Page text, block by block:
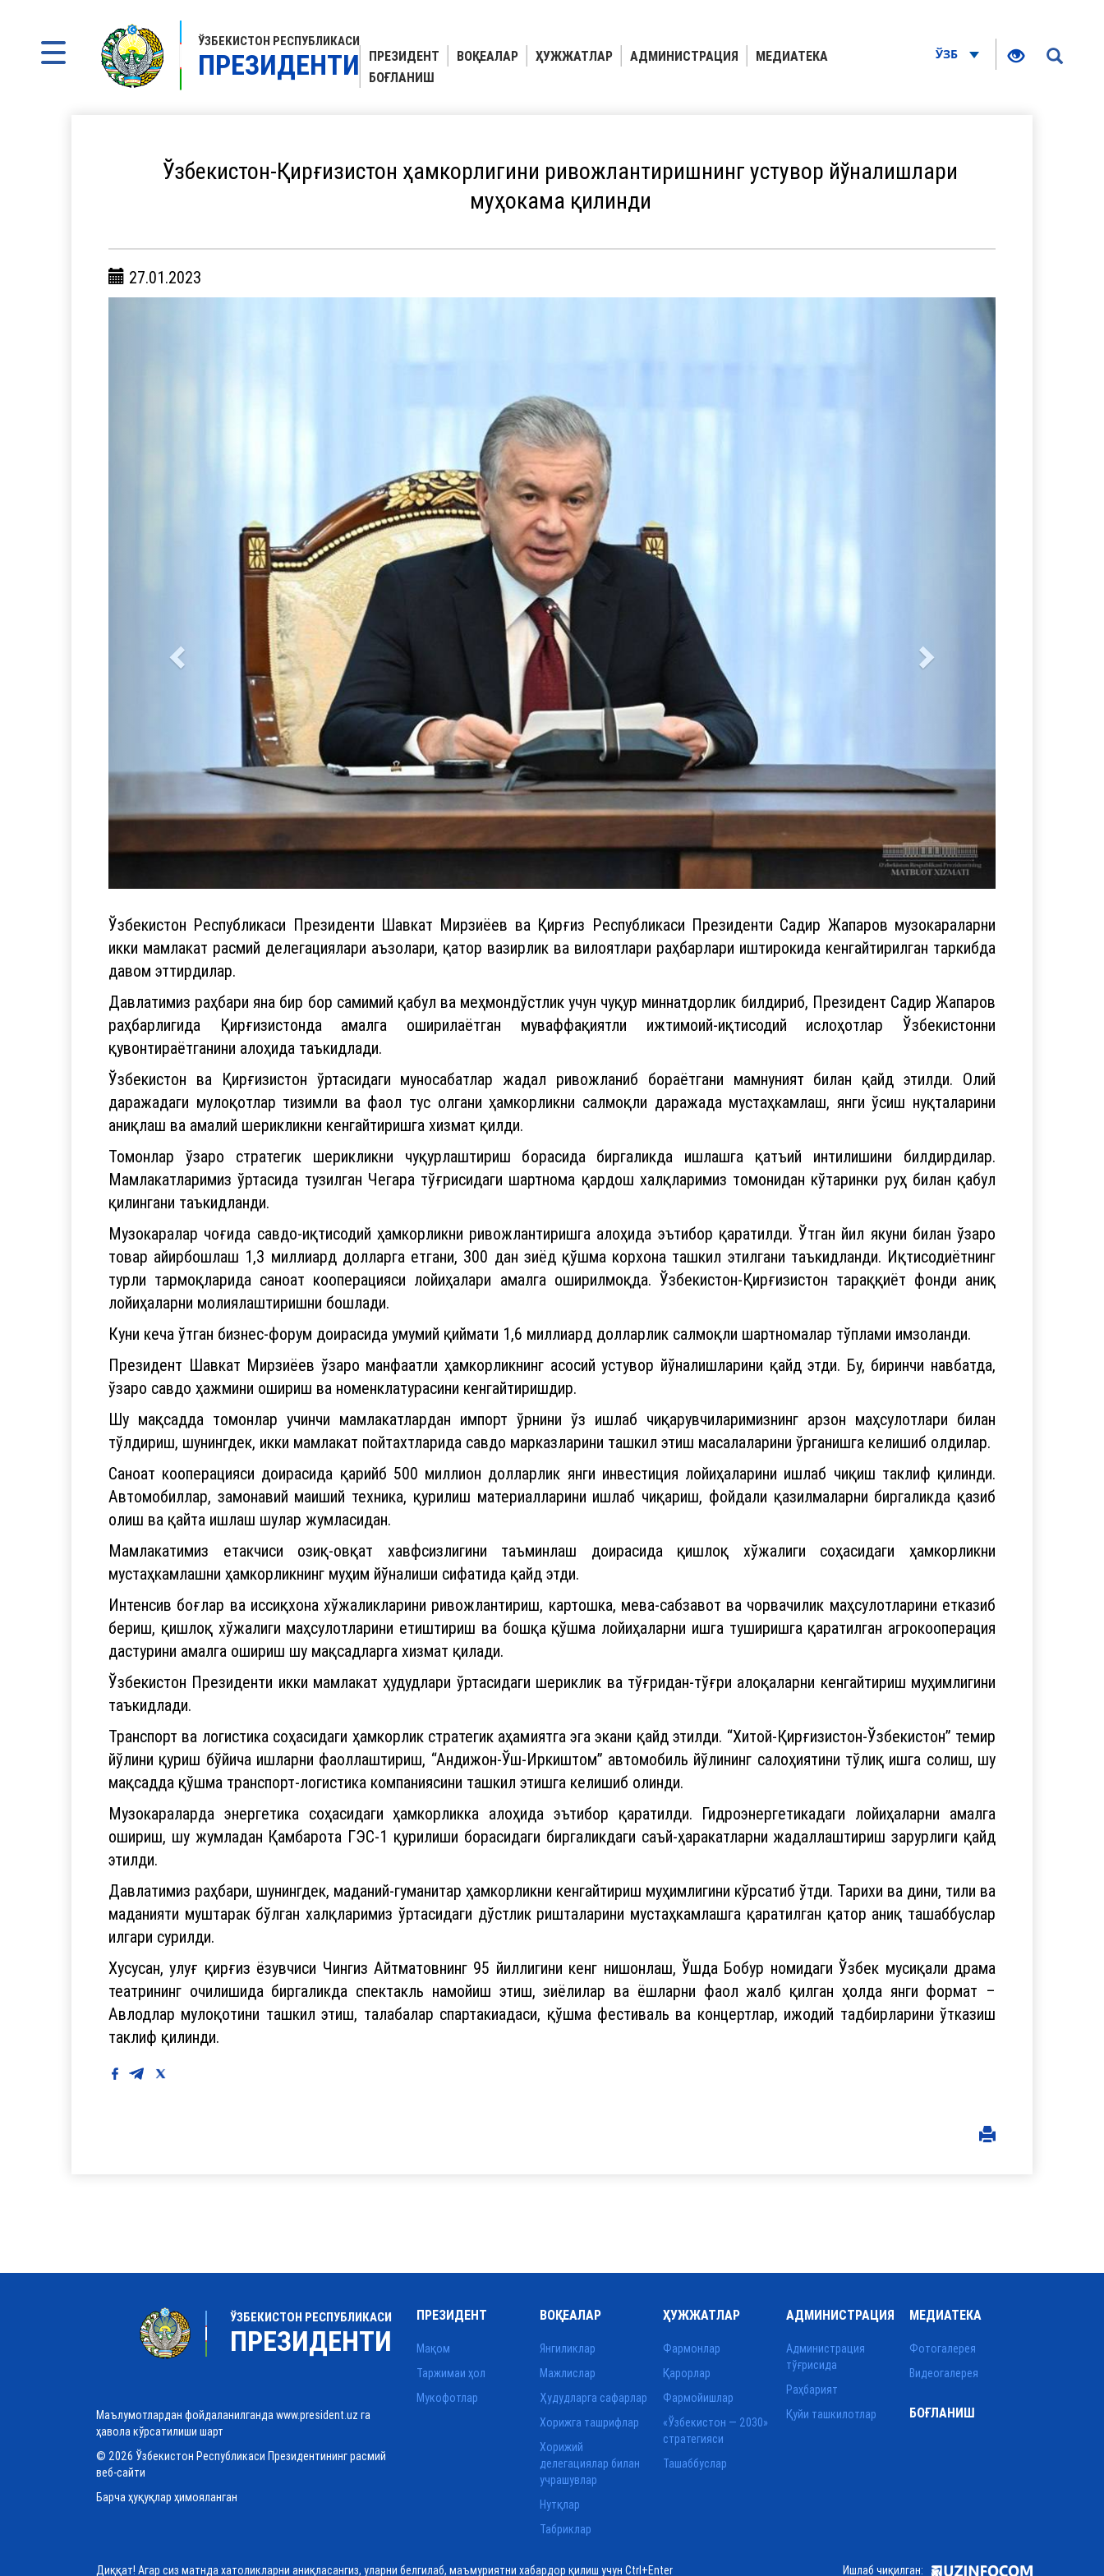
ЎЗБЕКИСТОН РЕСПУБЛИКАСИ
ПРЕЗИДЕНТИ ПРЕЗИДЕНТ ВОҚЕАЛАР ҲУЖЖАТЛАР АДМИНИСТРАЦИЯ
МЕДИАТЕКА
БОҒЛАНИШ
ЎЗБ
Ўзбекистон-Қирғизистон ҳамкорлигини ривожлантиришнинг устувор йўналишлари
муҳокама қилинди
27.01.2023
Ўзбекистон Республикаси Президенти Шавкат Мирзиёев ва Қирғиз Республикаси Президенти Садир Жапаров музокараларни
икки мамлакат расмий делегациялари аъзолари, қатор вазирлик ва вилоятлари раҳбарлари иштирокида кенгайтирилган таркибда
давом эттирдилар.
Давлатимиз раҳбари яна бир бор самимий қабул ва меҳмондўстлик учун чуқур миннатдорлик билдириб, Президент Садир Жапаров
раҳбарлигида Қирғизистонда амалга оширилаётган муваффақиятли ижтимоий-иқтисодий ислоҳотлар Ўзбекистонни
қувонтираётганини алоҳида таъкидлади.
Ўзбекистон ва Қирғизистон ўртасидаги муносабатлар жадал ривожланиб бораётгани мамнуният билан қайд этилди. Олий
даражадаги мулоқотлар тизимли ва фаол тус олгани ҳамкорликни салмоқли даражада мустаҳкамлаш, янги ўсиш нуқталарини
аниқлаш ва амалий шерикликни кенгайтиришга хизмат қилди.
Томонлар ўзаро стратегик шерикликни чуқурлаштириш борасида биргаликда ишлашга қатъий интилишини билдирдилар.
Мамлакатларимиз ўртасида тузилган Чегара тўғрисидаги шартнома қардош халқларимиз томонидан кўтаринки руҳ билан қабул
қилингани таъкидланди.
Музокаралар чоғида савдо-иқтисодий ҳамкорликни ривожлантиришга алоҳида эътибор қаратилди. Ўтган йил якуни билан ўзаро
товар айирбошлаш 1,3 миллиард долларга етгани, 300 дан зиёд қўшма корхона ташкил этилгани таъкидланди. Иқтисодиётнинг
турли тармоқларида саноат кооперацияси лойиҳалари амалга оширилмоқда. Ўзбекистон-Қирғизистон тараққиёт фонди аниқ
лойиҳаларни молиялаштиришни бошлади.
Куни кеча ўтган бизнес-форум доирасида умумий қиймати 1,6 миллиард долларлик салмоқли шартномалар тўплами имзоланди.
Президент Шавкат Мирзиёев ўзаро манфаатли ҳамкорликнинг асосий устувор йўналишларини қайд этди. Бу, биринчи навбатда,
ўзаро савдо ҳажмини ошириш ва номенклатурасини кенгайтиришдир.
Шу мақсадда томонлар учинчи мамлакатлардан импорт ўрнини ўз ишлаб чиқарувчиларимизнинг арзон маҳсулотлари билан
тўлдириш, шунингдек, икки мамлакат пойтахтларида савдо марказларини ташкил этиш масалаларини ўрганишга келишиб олдилар.
Саноат кооперацияси доирасида қарийб 500 миллион долларлик янги инвестиция лойиҳаларини ишлаб чиқиш таклиф қилинди.
Автомобиллар, замонавий маиший техника, қурилиш материалларини ишлаб чиқариш, фойдали қазилмаларни биргаликда қазиб
олиш ва қайта ишлаш шулар жумласидан.
Мамлакатимиз етакчиси озиқ-овқат хавфсизлигини таъминлаш доирасида қишлоқ хўжалиги соҳасидаги ҳамкорликни
мустаҳкамлашни ҳамкорликнинг муҳим йўналиши сифатида қайд этди.
Интенсив боғлар ва иссиқхона хўжаликларини ривожлантириш, картошка, мева-сабзавот ва чорвачилик маҳсулотларини етказиб
бериш, қишлоқ хўжалиги маҳсулотларини етиштириш ва бошқа қўшма лойиҳаларни ишга туширишга қаратилган агрокооперация
дастурини амалга ошириш шу мақсадларга хизмат қилади.
Ўзбекистон Президенти икки мамлакат ҳудудлари ўртасидаги шериклик ва тўғридан-тўғри алоқаларни кенгайтириш муҳимлигини
таъкидлади.
Транспорт ва логистика соҳасидаги ҳамкорлик стратегик аҳамиятга эга экани қайд этилди. “Хитой-Қирғизистон-Ўзбекистон” темир
йўлини қуриш бўйича ишларни фаоллаштириш, “Андижон-Ўш-Иркиштом” автомобиль йўлининг салоҳиятини тўлиқ ишга солиш, шу
мақсадда қўшма транспорт-логистика компаниясини ташкил этишга келишиб олинди.
Музокараларда энергетика соҳасидаги ҳамкорликка алоҳида эътибор қаратилди. Гидроэнергетикадаги лойиҳаларни амалга
ошириш, шу жумладан Қамбарота ГЭС-1 қурилиши борасидаги биргаликдаги саъй-ҳаракатларни жадаллаштириш зарурлиги қайд
этилди.
Давлатимиз раҳбари, шунингдек, маданий-гуманитар ҳамкорликни кенгайтириш муҳимлигини кўрсатиб ўтди. Тарихи ва дини, тили ва
маданияти муштарак бўлган халқларимиз ўртасидаги дўстлик ришталарини мустаҳкамлашга қаратилган қатор аниқ ташаббуслар
илгари сурилди.
Хусусан, улуғ қирғиз ёзувчиси Чингиз Айтматовнинг 95 йиллигини кенг нишонлаш, Ўшда Бобур номидаги Ўзбек мусиқали драма
театрининг очилишида биргаликда спектакль намойиш этиш, зиёлилар ва ёшларни фаол жалб қилган ҳолда янги формат –
Авлодлар мулоқотини ташкил этиш, талабалар спартакиадаси, қўшма фестиваль ва концертлар, ижодий тадбирларини ўтказиш
таклиф қилинди.
ЎЗБЕКИСТОН РЕСПУБЛИКАСИ
ПРЕЗИДЕНТИ
Маълумотлардан фойдаланилганда www.president.uz га
ҳавола кўрсатилиши шарт
© 2026 Ўзбекистон Республикаси Президентининг расмий
веб-сайти
Барча ҳуқуқлар ҳимояланган
ПРЕЗИДЕНТ
Мақом
Таржимаи ҳол
Мукофотлар
ВОҚЕАЛАР
Янгиликлар
Мажлислар
Ҳудудларга сафарлар
Хорижга ташрифлар
Хорижий
делегациялар билан
учрашувлар
Нутқлар
Табриклар
ҲУЖЖАТЛАР
Фармонлар
Қарорлар
Фармойишлар
«Ўзбекистон — 2030»
стратегияси
Ташаббуслар
АДМИНИСТРАЦИЯ
Администрация
тўғрисида
Раҳбарият
Қуйи ташкилотлар
МЕДИАТЕКА
Фотогалерея
Видеогалерея
БОҒЛАНИШ
Диққат! Агар сиз матнда хатоликларни аниқласангиз, уларни белгилаб, маъмуриятни хабардор қилиш учун Ctrl+Enter Ишлаб чиқилган: